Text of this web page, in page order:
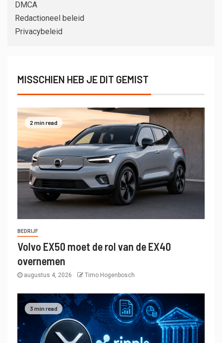
DMCA
Redactioneel beleid
Privacybeleid
MISSCHIEN HEB JE DIT GEMIST
2 min read
BEDRIJF
Volvo EX50 moet de rol van de EX40
overnemen
augustus 4, 2026 Timo Hogenbosch
3 min read